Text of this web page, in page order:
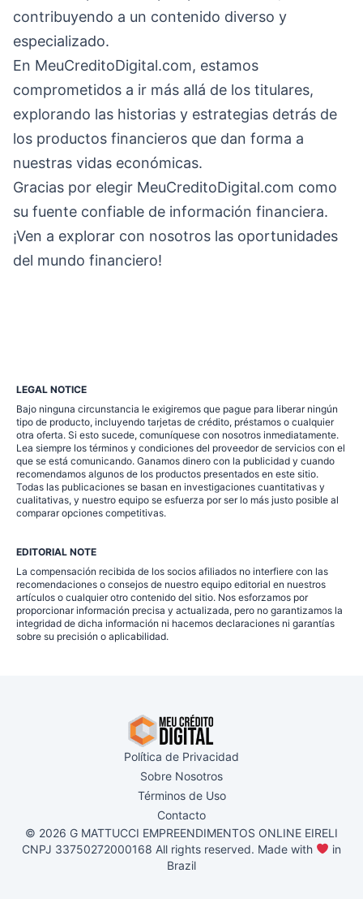
contribuyendo a un contenido diverso y
especializado.
En MeuCreditoDigital.com, estamos
comprometidos a ir más allá de los titulares,
explorando las historias y estrategias detrás de
los productos financieros que dan forma a
nuestras vidas económicas.
Gracias por elegir MeuCreditoDigital.com como
su fuente confiable de información financiera.
¡Ven a explorar con nosotros las oportunidades
del mundo financiero!
LEGAL NOTICE
Bajo ninguna circunstancia le exigiremos que pague para liberar ningún
tipo de producto, incluyendo tarjetas de crédito, préstamos o cualquier
otra oferta. Si esto sucede, comuníquese con nosotros inmediatamente.
Lea siempre los términos y condiciones del proveedor de servicios con el
que se está comunicando. Ganamos dinero con la publicidad y cuando
recomendamos algunos de los productos presentados en este sitio.
Todas las publicaciones se basan en investigaciones cuantitativas y
cualitativas, y nuestro equipo se esfuerza por ser lo más justo posible al
comparar opciones competitivas.
EDITORIAL NOTE
La compensación recibida de los socios afiliados no interfiere con las
recomendaciones o consejos de nuestro equipo editorial en nuestros
artículos o cualquier otro contenido del sitio. Nos esforzamos por
proporcionar información precisa y actualizada, pero no garantizamos la
integridad de dicha información ni hacemos declaraciones ni garantías
sobre su precisión o aplicabilidad.
Política de Privacidad
Sobre Nosotros
Términos de Uso
Contacto
© 2026 G MATTUCCI EMPREENDIMENTOS ONLINE EIRELI
CNPJ 33750272000168 All rights reserved. Made with
in
Brazil